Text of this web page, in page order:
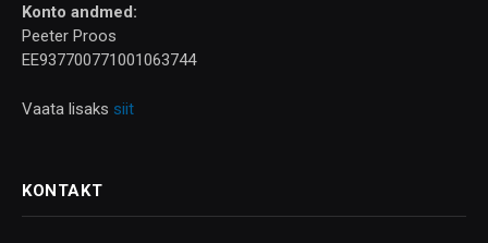
Konto andmed:
Peeter Proos
EE937700771001063744
Vaata lisaks siit
KONTAKT